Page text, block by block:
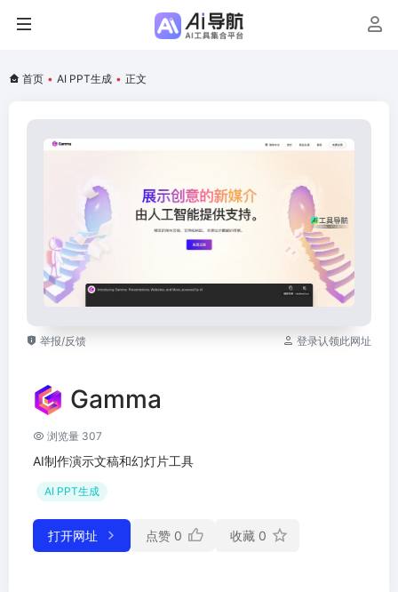
首页 • AI PPT生成 • 正文
举报/反馈 登录认领此网址
Gamma
浏览量 307
AI制作演示文稿和幻灯片工具
AI PPT生成
打开网址 点赞 0 收藏 0